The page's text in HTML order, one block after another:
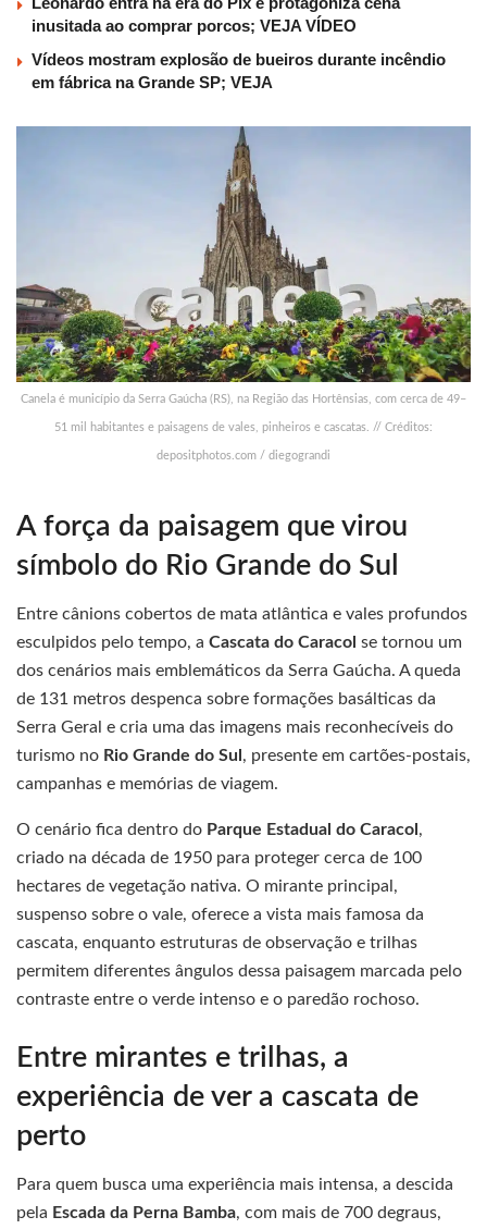
inusitada ao comprar porcos; VEJA VÍDEO
Vídeos mostram explosão de bueiros durante incêndio
em fábrica na Grande SP; VEJA
Canela é município da Serra Gaúcha (RS), na Região das Hortênsias, com cerca de 49–
51 mil habitantes e paisagens de vales, pinheiros e cascatas. // Créditos:
depositphotos.com / diegograndi
A força da paisagem que virou
símbolo do Rio Grande do Sul
Entre cânions cobertos de mata atlântica e vales profundos
esculpidos pelo tempo, a Cascata do Caracol se tornou um
dos cenários mais emblemáticos da Serra Gaúcha. A queda
de 131 metros despenca sobre formações basálticas da
Serra Geral e cria uma das imagens mais reconhecíveis do
turismo no Rio Grande do Sul , presente em cartões-postais,
campanhas e memórias de viagem.
O cenário fica dentro do Parque Estadual do Caracol ,
criado na década de 1950 para proteger cerca de 100
hectares de vegetação nativa. O mirante principal,
suspenso sobre o vale, oferece a vista mais famosa da
cascata, enquanto estruturas de observação e trilhas
permitem diferentes ângulos dessa paisagem marcada pelo
contraste entre o verde intenso e o paredão rochoso.
Entre mirantes e trilhas, a
experiência de ver a cascata de
perto
Para quem busca uma experiência mais intensa, a descida
pela Escada da Perna Bamba, com mais de 700 degraus,